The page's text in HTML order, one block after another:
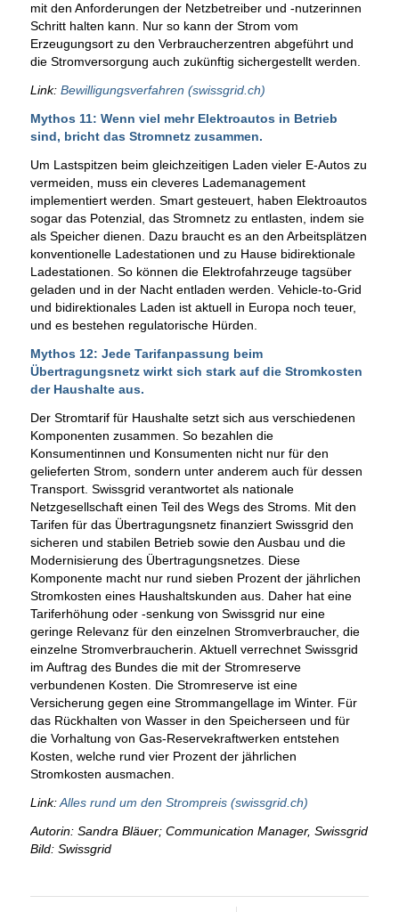
mit den Anforderungen der Netzbetreiber und -nutzerinnen
Schritt halten kann. Nur so kann der Strom vom
Erzeugungsort zu den Verbraucherzentren abgeführt und
die Stromversorgung auch zukünftig sichergestellt werden.
Link: Bewilligungsverfahren (swissgrid.ch)
Mythos 11: Wenn viel mehr Elektroautos in Betrieb
sind, bricht das Stromnetz zusammen.
Um Lastspitzen beim gleichzeitigen Laden vieler E-Autos zu
vermeiden, muss ein cleveres Lademanagement
implementiert werden. Smart gesteuert, haben Elektroautos
sogar das Potenzial, das Stromnetz zu entlasten, indem sie
als Speicher dienen. Dazu braucht es an den Arbeitsplätzen
konventionelle Ladestationen und zu Hause bidirektionale
Ladestationen. So können die Elektrofahrzeuge tagsüber
geladen und in der Nacht entladen werden. Vehicle-to-Grid
und bidirektionales Laden ist aktuell in Europa noch teuer,
und es bestehen regulatorische Hürden.
Mythos 12: Jede Tarifanpassung beim
Übertragungsnetz wirkt sich stark auf die Stromkosten
der Haushalte aus.
Der Stromtarif für Haushalte setzt sich aus verschiedenen
Komponenten zusammen. So bezahlen die
Konsumentinnen und Konsumenten nicht nur für den
gelieferten Strom, sondern unter anderem auch für dessen
Transport. Swissgrid verantwortet als nationale
Netzgesellschaft einen Teil des Wegs des Stroms. Mit den
Tarifen für das Übertragungsnetz finanziert Swissgrid den
sicheren und stabilen Betrieb sowie den Ausbau und die
Modernisierung des Übertragungsnetzes. Diese
Komponente macht nur rund sieben Prozent der jährlichen
Stromkosten eines Haushaltskunden aus. Daher hat eine
Tariferhöhung oder -senkung von Swissgrid nur eine
geringe Relevanz für den einzelnen Stromverbraucher, die
einzelne Stromverbraucherin. Aktuell verrechnet Swissgrid
im Auftrag des Bundes die mit der Stromreserve
verbundenen Kosten. Die Stromreserve ist eine
Versicherung gegen eine Strommangellage im Winter. Für
das Rückhalten von Wasser in den Speicherseen und für
die Vorhaltung von Gas-Reservekraftwerken entstehen
Kosten, welche rund vier Prozent der jährlichen
Stromkosten ausmachen.
Link:Alles rund um den Strompreis (swissgrid.ch)
Autorin: Sandra Bläuer; Communication Manager, Swissgrid
Bild: Swissgrid